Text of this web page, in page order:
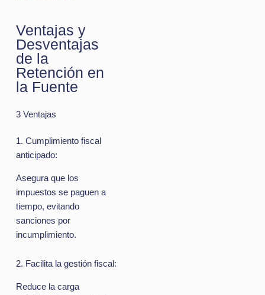
Ventajas y
Desventajas
de la
Retención en
la Fuente
3 Ventajas
1. Cumplimiento fiscal
anticipado:
Asegura que los
impuestos se paguen a
tiempo, evitando
sanciones por
incumplimiento.
2. Facilita la gestión fiscal:
Reduce la carga